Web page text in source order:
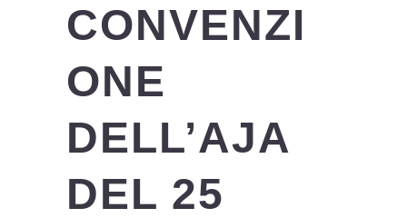
CONVENZI
ONE
DELL’AJA
DEL 25